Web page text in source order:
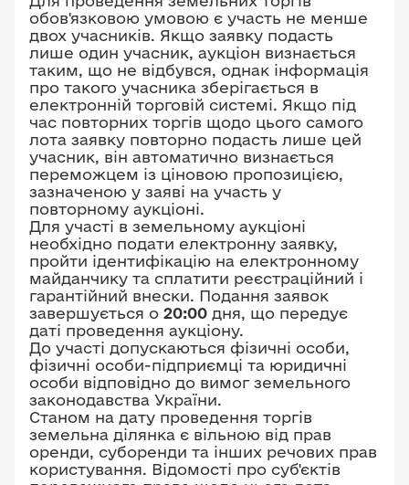
обов'язковою умовою є участь не менше
двох учасників. Якщо заявку подасть
лише один учасник, аукціон визнається
таким, що не відбувся, однак інформація
про такого учасника зберігається в
електронній торговій системі. Якщо під
час повторних торгів щодо цього самого
лота заявку повторно подасть лише цей
учасник, він автоматично визнається
переможцем із ціновою пропозицією,
зазначеною у заяві на участь у
повторному аукціоні.
Для участі в земельному аукціоні
необхідно подати електронну заявку,
пройти ідентифікацію на електронному
майданчику та сплатити реєстраційний і
гарантійний внески. Подання заявок
завершується о 20:00 дня, що передує
даті проведення аукціону.
До участі допускаються фізичні особи,
фізичні особи-підприємці та юридичні
особи відповідно до вимог земельного
законодавства України.
Станом на дату проведення торгів
земельна ділянка є вільною від прав
оренди, суборенди та інших речових прав
користування. Відомості про суб'єктів